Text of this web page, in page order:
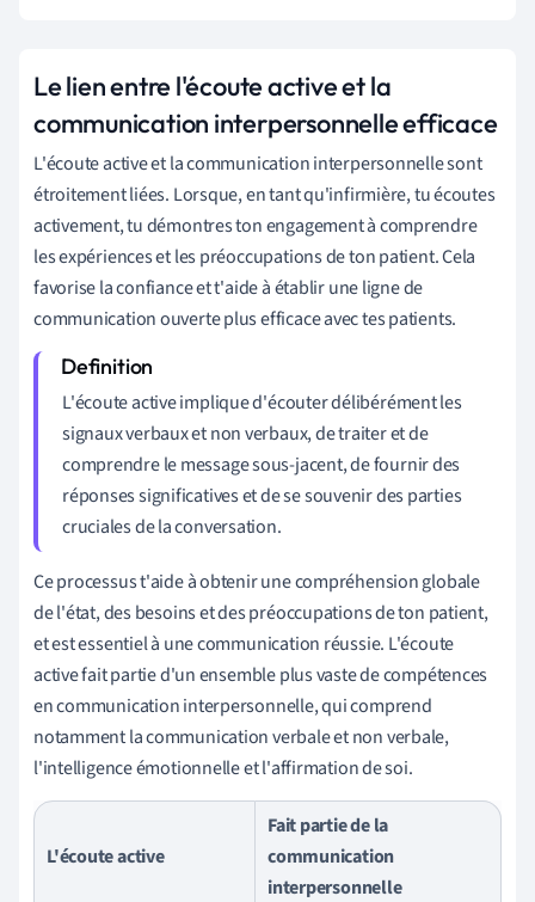
Le lien entre l'écoute active et la
communication interpersonnelle efficace
L'écoute active et la communication interpersonnelle sont
étroitement liées. Lorsque, en tant qu'infirmière, tu écoutes
activement, tu démontres ton engagement à comprendre
les expériences et les préoccupations de ton patient. Cela
favorise la confiance et t'aide à établir une ligne de
communication ouverte plus efficace avec tes patients.
L'écoute active implique d'écouter délibérément les
signaux verbaux et non verbaux, de traiter et de
comprendre le message sous-jacent, de fournir des
réponses significatives et de se souvenir des parties
cruciales de la conversation.
Ce processus t'aide à obtenir une compréhension globale
de l'état, des besoins et des préoccupations de ton patient,
et est essentiel à une communication réussie. L'écoute
active fait partie d'un ensemble plus vaste de compétences
en communication interpersonnelle, qui comprend
notamment la communication verbale et non verbale,
l'intelligence émotionnelle et l'affirmation de soi.
L'écoute active
Fait partie de la
communication
interpersonnelle